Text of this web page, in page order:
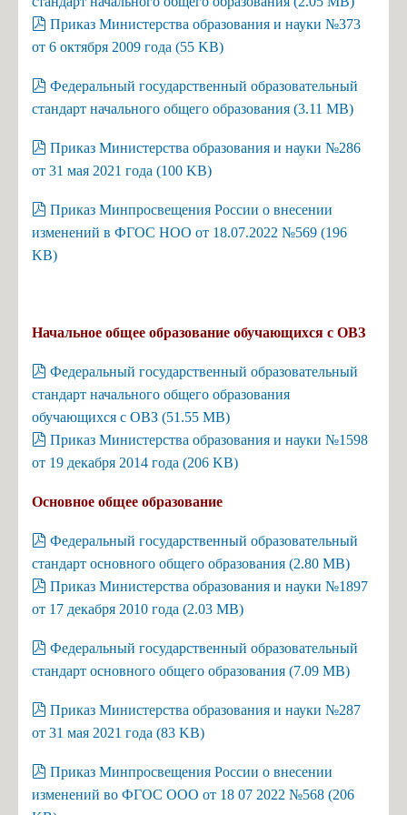
Чернявская К.А., учитель русского языка
Новик Ю.Ю., учитель русского языка
Удальцова М.Д., учитель русского языка
Косаржевская Я.Л., учитель географии
Тиханова С.С., учитель биологии
Ермолаев А.Я., учитель физики
Платонова О.С, учитель математики
Косаржевская К.С., учитель информатики
Денисевич Т.А. - учитель английского и немецкого языка
Список учителей МБОУ СОШ №18
Волкова Н.О. - учитель музыки
Амосёнок Н.Л. - учитель математики
Михеенкова М.И. - учитель начальных классов
Карпёнкова А.Ю. - учитель начальных классов
Архипова И.А. - учитель иностранного языка
Бондарева А.Н. - учитель истории и обществознания
Кашникова О.В., завуч по ВР
pdf
Приказ Министерства образования и науки №373
от 6 октября 2009 года (55 KB)
pdf
Федеральный государственный образовательный
стандарт начального общего образования (3.11 MB)
pdf
Приказ Министерства образования и науки №286
от 31 мая 2021 года (100 KB)
pdf
Приказ Минпросвещения России о внесении
изменений в ФГОС НОО от 18.07.2022 №569 (196
KB)
Начальное общее образование обучающихся с ОВЗ
pdf
Федеральный государственный образовательный
стандарт начального общего образования
обучающихся с ОВЗ (51.55 MB)
pdf
Приказ Министерства образования и науки №1598
от 19 декабря 2014 года (206 KB)
Основное общее образование
pdf
Федеральный государственный образовательный
стандарт основного общего образования (2.80 MB)
pdf
Приказ Министерства образования и науки №1897
от 17 декабря 2010 года (2.03 MB)
pdf
Федеральный государственный образовательный
стандарт основного общего образования (7.09 MB)
pdf
Приказ Министерства образования и науки №287
от 31 мая 2021 года (83 KB)
pdf
Приказ Минпросвещения России о внесении
изменений во ФГОС ООО от 18 07 2022 №568 (206